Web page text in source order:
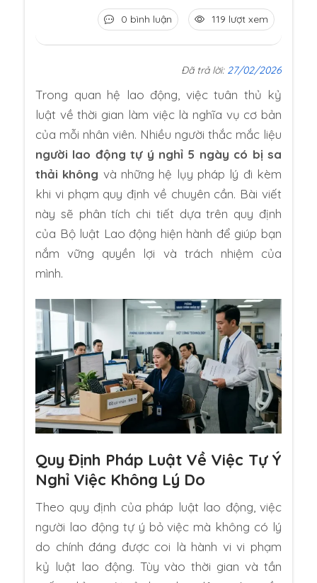
0 bình luận 119 lượt xem
Đã trả lời: 27/02/2026
Trong quan hệ lao động, việc tuân thủ kỷ
luật về thời gian làm việc là nghĩa vụ cơ bản
của mỗi nhân viên. Nhiều người thắc mắc liệu
người lao động tự ý nghỉ 5 ngày có bị sa
thải không và những hệ lụy pháp lý đi kèm
khi vi phạm quy định về chuyên cần. Bài viết
này sẽ phân tích chi tiết dựa trên quy định
của Bộ luật Lao động hiện hành để giúp bạn
nắm vững quyền lợi và trách nhiệm của
mình.
Quy Định Pháp Luật Về Việc Tự Ý
Nghỉ Việc Không Lý Do
Theo quy định của pháp luật lao động, việc
người lao động tự ý bỏ việc mà không có lý
do chính đáng được coi là hành vi vi phạm
kỷ luật lao động. Tùy vào thời gian và tần